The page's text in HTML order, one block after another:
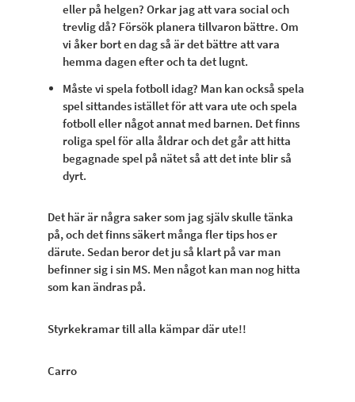
eller på helgen? Orkar jag att vara social och
trevlig då? Försök planera tillvaron bättre. Om
vi åker bort en dag så är det bättre att vara
hemma dagen efter och ta det lugnt.
Måste vi spela fotboll idag? Man kan också spela
spel sittandes istället för att vara ute och spela
fotboll eller något annat med barnen. Det finns
roliga spel för alla åldrar och det går att hitta
begagnade spel på nätet så att det inte blir så
dyrt.
Det här är några saker som jag själv skulle tänka
på, och det finns säkert många fler tips hos er
därute. Sedan beror det ju så klart på var man
befinner sig i sin MS. Men något kan man nog hitta
som kan ändras på.
Styrkekramar till alla kämpar där ute!!
Carro